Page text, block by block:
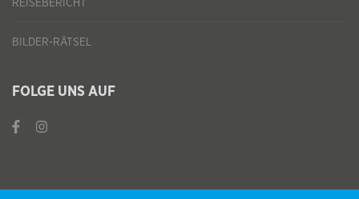
REISEBERICHT
BILDER-RÄTSEL
FOLGE UNS AUF